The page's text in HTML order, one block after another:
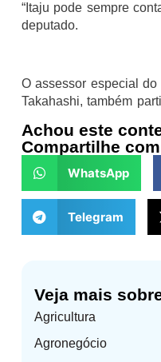
Veja mais
Agricultura
Agronegócio
“Itaju pode sempre
deputado.
O assessor especial
Takahashi, também
Achou este
Compartilhe
WhatsApp
Telegram